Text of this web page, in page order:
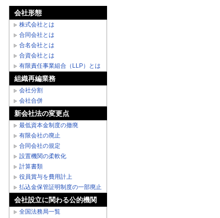
会社形態
株式会社とは
合同会社とは
合名会社とは
合資会社とは
有限責任事業組合（LLP）とは
組織再編業務
会社分割
会社合併
新会社法の変更点
最低資本金制度の撤廃
有限会社の廃止
合同会社の規定
設置機関の柔軟化
計算書類
役員賞与を費用計上
払込金保管証明制度の一部廃止
会社設立に関わる公的機関
全国法務局一覧